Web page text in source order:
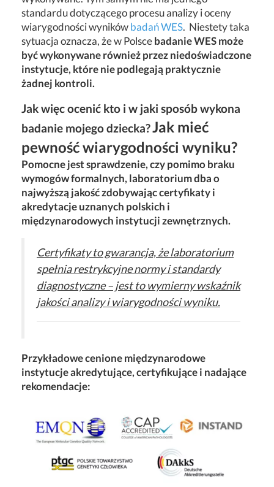
standardu dotyczącego procesu analizy i oceny
wiarygodności wynikówbadań WES. Niestety taka
sytuacja oznacza, że w Polscebadanie WES może
być wykonywane również przez niedoświadczone
instytucje, które nie podlegają praktycznie
żadnej kontroli.
Jak więc ocenić kto i w jaki sposób wykona
badanie mojego dziecka?Jak mieć
pewność wiarygodności wyniku?
Pomocne jest sprawdzenie, czy pomimo braku
wymogów formalnych, laboratorium dba o
najwyższą jakość zdobywając certyfikaty i
akredytacje uznanych polskich i
międzynarodowych instytucji zewnętrznych.
Certyfikaty to gwarancja, że laboratorium
spełnia restrykcyjne normy i standardy
diagnostyczne – jest to wymierny wskaźnik
jakości analizy i wiarygodności wyniku.
Przykładowe cenione międzynarodowe
instytucje akredytujące, certyfikujące i nadające
rekomendacje: